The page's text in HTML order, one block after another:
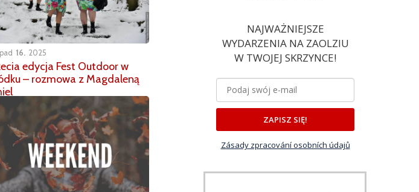
16 2025
edycja Fest Outdoor w
– rozmowa z Magdaleną
NAJWAŻNIEJSZE
WYDARZENIA NA ZAOLZIU
W TWOJEJ SKRZYNCE!
ZAPISZ SIĘ!
Zásady zpracování osobních údajů